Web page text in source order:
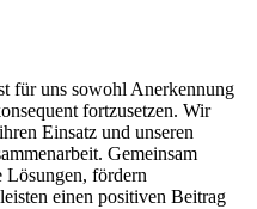
für uns sowohl Anerkennung
fortzusetzen. Wir
Einsatz und unseren
Gemeinsam
fördern
einen positiven Beitrag